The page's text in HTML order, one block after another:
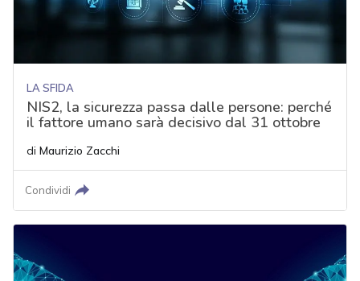
LA SFIDA
NIS2, la sicurezza passa dalle persone: perché
il fattore umano sarà decisivo dal 31 ottobre
di Maurizio Zacchi
Condividi